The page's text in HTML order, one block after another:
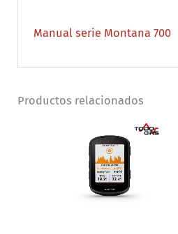
Manual serie Montana 700
Productos relacionados